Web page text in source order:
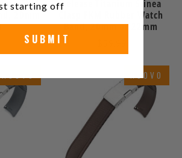
FKM
20mm
Release Titanium Slinea
Clasp FKM Rubber Watch
Band, 20mm or 22mm
NUOVO
starting off
SUBMIT